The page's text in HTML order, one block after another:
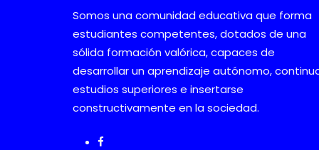
Somos una comunidad educativa que forma
estudiantes competentes, dotados de una
sólida formación valórica, capaces de
desarrollar un aprendizaje autónomo,
estudios superiores e insertarse
constructivamente en la sociedad.